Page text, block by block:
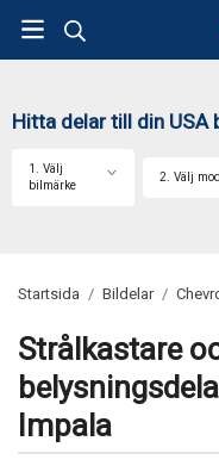
Hitta delar till din USA
1. Välj
bilmärke
2. Välj
Startsida / Bildelar /
Strålkastare
Impala